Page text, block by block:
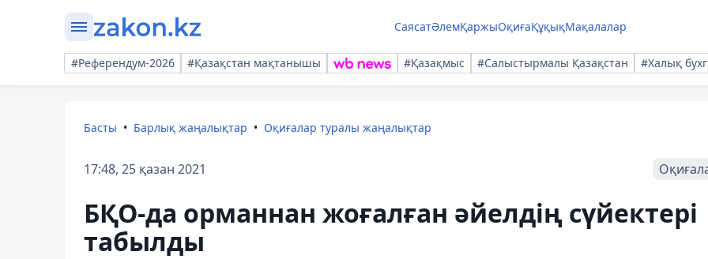
СаясатӘлемҚаржыОқиғаҚұқықМақалалар
#Референдум-2026 #Қазақстан мақтанышы #Қазақмыс #Салыстырмалы Қазақстан #Халық
Басты Барлық жаңалықтар Оқиғалар туралы жаңалықтар
17:48, 25 қазан 2021
БҚО-да орманнан жоғалған әйелдің сүйектері
табылды